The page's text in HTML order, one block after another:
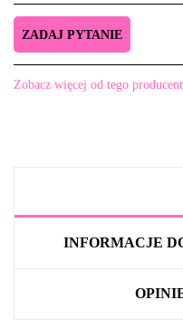
ZADAJ PYTANIE
Zobacz więcej od tego
INFORMACJE